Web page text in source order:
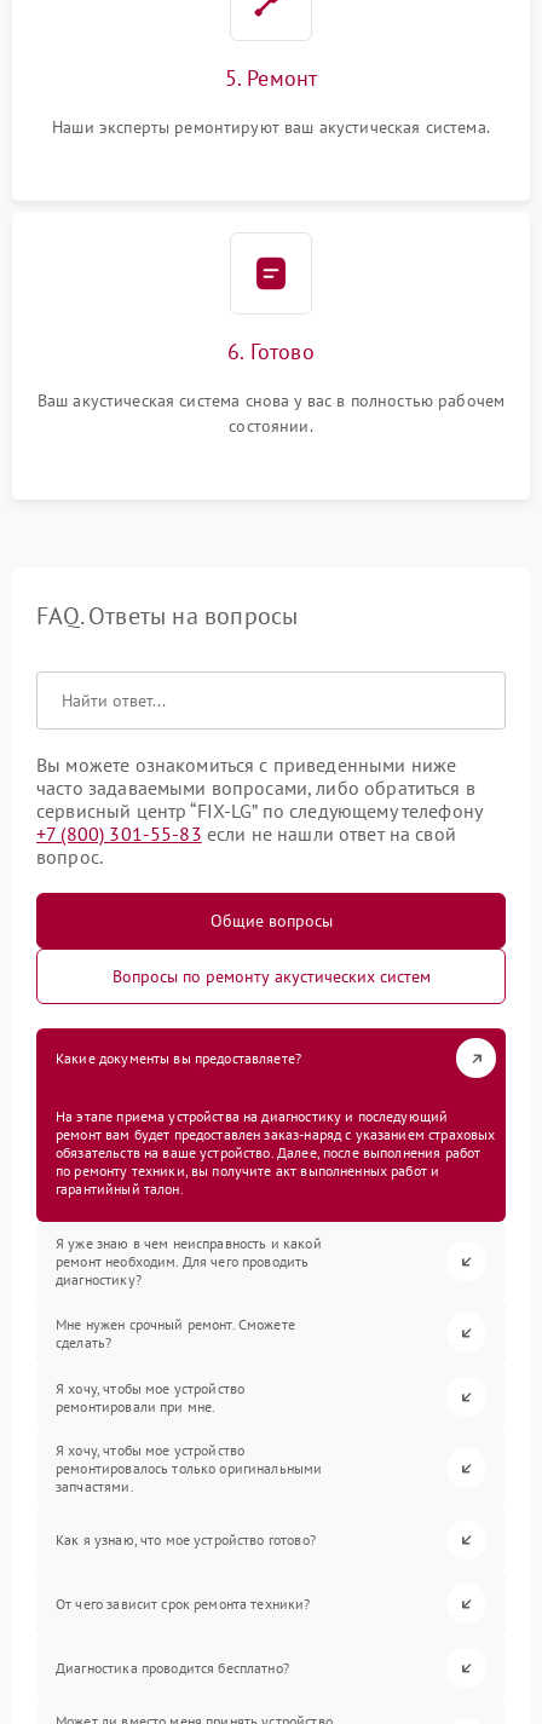
5. Ремонт
Наши эксперты ремонтируют ваш акустическая система.
6. Готово
Ваш акустическая система снова у вас в полностью рабочем
состоянии.
FAQ. Ответы на вопросы
Вы можете ознакомиться с приведенными ниже
часто задаваемыми вопросами, либо обратиться в
сервисный центр “FIX-LG” по следующему телефону
+7 (800) 301-55-83 если не нашли ответ на свой
вопрос.
Общие вопросы
Вопросы по ремонту акустических систем
Какие документы вы предоставляете?
На этапе приема устройства на диагностику и последующий
ремонт вам будет предоставлен заказ-наряд с указанием страховых
обязательств на ваше устройство. Далее, после выполнения работ
по ремонту техники, вы получите акт выполненных работ и
гарантийный талон.
Я уже знаю в чем неисправность и какой
ремонт необходим. Для чего проводить
диагностику?
Мне нужен срочный ремонт. Сможете
сделать?
Я хочу, чтобы мое устройство
ремонтировали при мне.
Я хочу, чтобы мое устройство
ремонтировалось только оригинальными
запчастями.
Как я узнаю, что мое устройство готово?
От чего зависит срок ремонта техники?
Диагностика проводится бесплатно?